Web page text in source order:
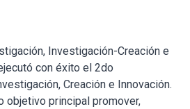
Investigación-Creación e
con éxito el 2do
Creación e Innovación.
objetivo principal promover,